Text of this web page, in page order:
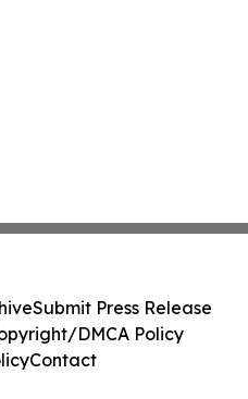
Submit Press Release
DMCA Policy
Contact